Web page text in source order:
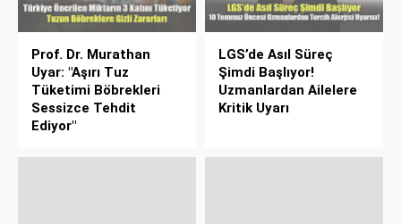
Prof. Dr. Murathan
Uyar: "Aşırı Tuz
Tüketimi Böbrekleri
Sessizce Tehdit
Ediyor"
LGS’de Asıl Süreç
Şimdi Başlıyor!
Uzmanlardan Ailelere
Kritik Uyarı